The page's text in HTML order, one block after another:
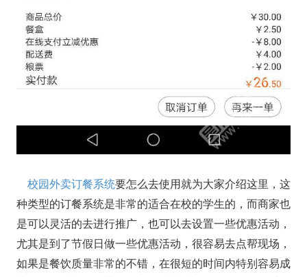
校园外卖订餐系统要怎么去使用就为大家介绍这里，这
种类型的订餐系统是非常的适合在校的学生的，而商家也
是可以灵活的去进行推广，也可以去设置一些优惠活动，
尤其是到了节假日做一些优惠活动，很容易去点帮现场，
如果是餐饮质量非常的不错，在很短的时间内特别容易成